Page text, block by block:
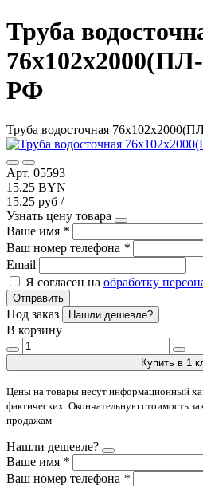
Труба
РФ
Труба водосточная
Арт. 05593
15.25 BYN
15.25 руб /
Узнать цену товара
Ваше имя *
Ваш номер телефона *
Email
Я согласен на обработку
Отправить
Под заказ Нашли дешевле?
В корзину
Купить в 1
Цены на товары несут информационный
фактических. Окончательную стоимость
продажам
Нашли дешевле?
Ваше имя *
Ваш номер телефона *